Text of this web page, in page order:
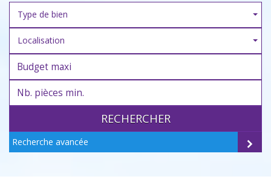
Type de bien
Localisation
RECHERCHER
Recherche avancée